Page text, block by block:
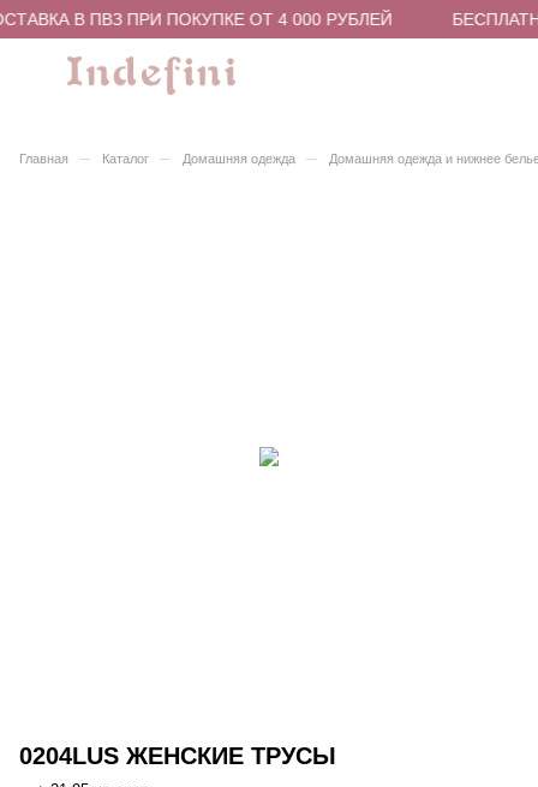
В ПВЗ ПРИ ПОКУПКЕ ОТ 4 000 РУБЛЕЙ
Главная – Каталог – Домашняя одежда – Домашняя одежда и нижнее
0204LUS ЖЕНСКИЕ ТРУСЫ